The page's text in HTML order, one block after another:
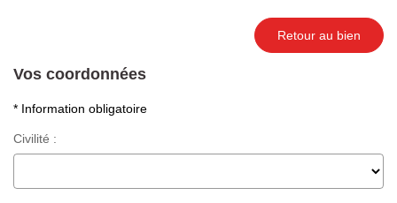
Retour au bien
Vos coordonnées
* Information obligatoire
Civilité :